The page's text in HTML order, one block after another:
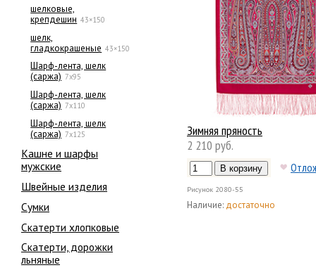
шелковые,
крепдешин 43×150
шелк,
гладкокрашеные 43×150
Шарф-лента, шелк
(саржа) 7x95
Шарф-лента, шелк
(саржа) 7х110
Шарф-лента, шелк
(саржа) 7х125
Кашне и шарфы
мужские
Швейные изделия
Сумки
Скатерти хлопковые
Скатерти, дорожки
льняные
Зимняя пряность
2 210 руб.
Рисунок 2080-55
Наличие: достаточно